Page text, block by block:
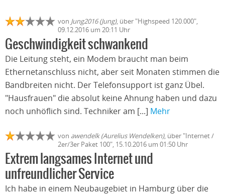
von Jung2016 (Jung), über "Highspeed 120.000",
09.12.2016 um 20:11 Uhr
Geschwindigkeit schwankend
Die Leitung steht, ein Modem braucht man beim
Ethernetanschluss nicht, aber seit Monaten stimmen die
Bandbreiten nicht. Der Telefonsupport ist ganz Übel.
"Hausfrauen" die absolut keine Ahnung haben und dazu
noch unhöflich sind. Techniker am [...] Mehr
von awendelk (Aurelius Wendelken), über "Internet /
2er/3er Paket 100", 15.10.2016 um 01:50 Uhr
Extrem langsames Internet und
unfreundlicher Service
Ich habe in einem Neubaugebiet in Hamburg über die